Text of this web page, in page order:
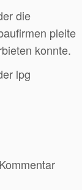
die
pleite
konnte.
lpg